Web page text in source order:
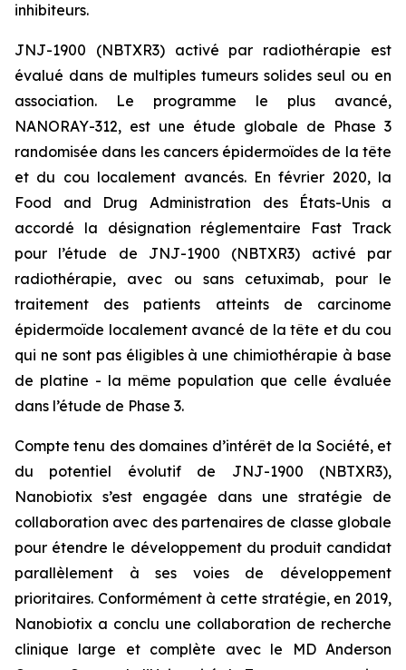
inhibiteurs.
JNJ-1900 (NBTXR3) activé par radiothérapie est
évalué dans de multiples tumeurs solides seul ou en
association. Le programme le plus avancé,
NANORAY-312, est une étude globale de Phase 3
randomisée dans les cancers épidermoïdes de la tête
et du cou localement avancés. En février 2020, la
Food and Drug Administration des États-Unis a
accordé la désignation réglementaire Fast Track
pour l’étude de JNJ-1900 (NBTXR3) activé par
radiothérapie, avec ou sans cetuximab, pour le
traitement des patients atteints de carcinome
épidermoïde localement avancé de la tête et du cou
qui ne sont pas éligibles à une chimiothérapie à base
de platine - la même population que celle évaluée
dans l’étude de Phase 3.
Compte tenu des domaines d’intérêt de la Société, et
du potentiel évolutif de JNJ-1900 (NBTXR3),
Nanobiotix s’est engagée dans une stratégie de
collaboration avec des partenaires de classe globale
pour étendre le développement du produit candidat
parallèlement à ses voies de développement
prioritaires. Conformément à cette stratégie, en 2019,
Nanobiotix a conclu une collaboration de recherche
clinique large et complète avec le MD Anderson